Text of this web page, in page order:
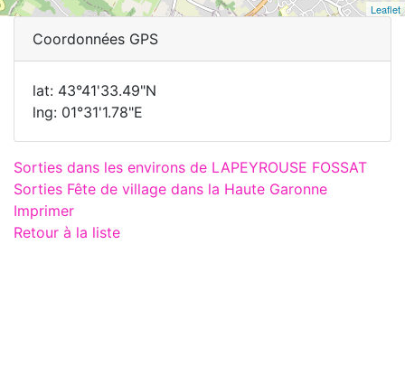
Leaflet
Coordonnées GPS
lat: 43°41'33.49"N
lng: 01°31'1.78"E
Sorties dans les environs de LAPEYROUSE FOSSAT
Sorties Fête de village dans la Haute Garonne
Imprimer
Retour à la liste